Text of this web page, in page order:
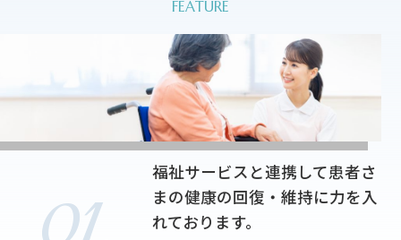
福祉サービスと連携して患者さ
まの健康の回復・維持に力を入
れております。